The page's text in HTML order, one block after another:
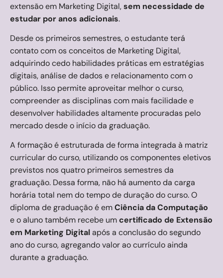
extensão em Marketing Digital,sem necessidade de
estudar por anos adicionais.
Desde os primeiros semestres, o estudante terá
contato com os conceitos de Marketing Digital,
adquirindo cedo habilidades práticas em estratégias
digitais, análise de dados e relacionamento com o
público. Isso permite aproveitar melhor o curso,
compreender as disciplinas com mais facilidade e
desenvolver habilidades altamente procuradas pelo
mercado desde o início da graduação.
A formação é estruturada de forma integrada à matriz
curricular do curso, utilizando os componentes eletivos
previstos nos quatro primeiros semestres da
graduação. Dessa forma, não há aumento da carga
horária total nem do tempo de duração do curso. O
diploma de graduação é emCiência da Computação
e o aluno também recebe umcertificado de Extensão
em Marketing Digitalapós a conclusão do segundo
ano do curso, agregando valor ao currículo ainda
durante a graduação.